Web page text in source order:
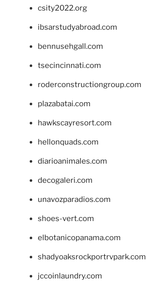
csity2022.org
ibsarstudyabroad.com
bennusehgall.com
tsecincinnati.com
roderconstructiongroup.com
plazabatai.com
hawkscayresort.com
hellonquads.com
diarioanimales.com
decogaleri.com
unavozparadios.com
shoes-vert.com
elbotanicopanama.com
shadyoaksrockportrvpark.com
jccoinlaundry.com